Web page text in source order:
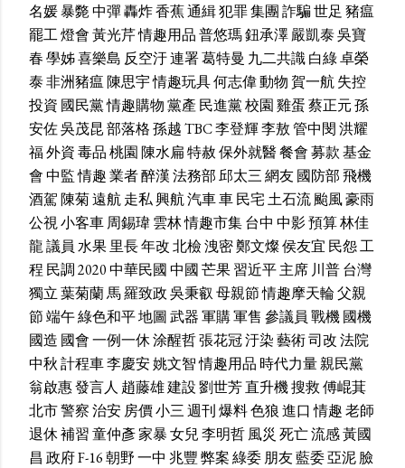
名媛暴斃中彈轟炸香蕉通緝犯罪集團詐騙世足 豬瘟
罷工燈會黃光芹情趣用品普悠瑪鈕承澤嚴凱泰吳寶
春學姊喜樂島 反空汙連署葛特曼 九二共識白綠卓榮
泰非洲豬瘟陳思宇情趣玩具何志偉動物賀一航失控
投資 國民黨情趣購物黨產 民進黨校園雞蛋蔡正元孫
安佐吳茂昆部落格孫越TBC李登輝李敖管中閔洪耀
福外資毒品桃園陳水扁特赦保外就醫餐會募款基金
會中監情趣業者醉漢法務部邱太三網友國防部飛機
酒駕陳菊遠航走私興航汽車車民宅土石流颱風豪雨
公視小客車周錫瑋雲林情趣市集台中 中影預算林佳
龍議員 水果里長年改北檢洩密鄭文燦侯友宜 民怨工
程 民調2020中華民國中國芒果習近平主席 川普台灣
獨立葉菊蘭馬羅致政吳秉叡母親節情趣摩天輪父親
節端午綠色和平地圖武器軍購軍售 參議員 戰機國機
國造 國會一例一休涂醒哲張花冠汙染藝術司改法院
中秋計程車李慶安姚文智情趣用品 時代力量親民黨
翁啟惠發言人 趙藤雄建設劉世芳直升機搜救傅崐萁
北市警察治安房價小三週刊爆料色狼進口 情趣老師
退休補習童仲彥家暴女兒李明哲風災 死亡流感黃國
昌 政府F-16朝野一中 兆豐弊案綠委朋友藍委亞泥臉